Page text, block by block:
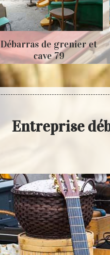
Débarras de grenier et
cave 79
Entreprise